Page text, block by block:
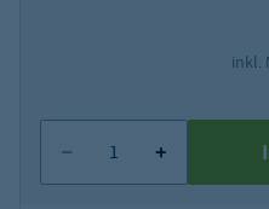
inkl.